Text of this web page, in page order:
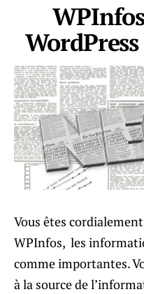
Vous êtes
WPInfos, les
comme importantes.
à la source de